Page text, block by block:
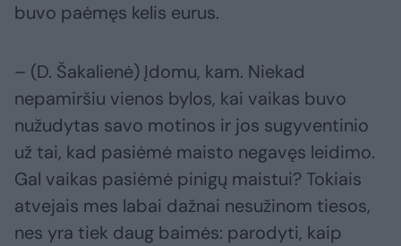
buvo paėmęs kelis eurus.
– (D. Šakalienė) Įdomu, kam. Niekad
nepamiršiu vienos bylos, kai vaikas buvo
nužudytas savo motinos ir jos sugyventinio
už tai, kad pasiėmė maisto negavęs leidimo.
Gal vaikas pasiėmė pinigų maistui? Tokiais
atvejais mes labai dažnai nesužinom tiesos,
nes yra tiek daug baimės: parodyti, kaip